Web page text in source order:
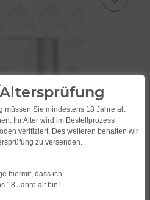
müssen Sie mindestens 18 Jahre alt
Ihr Alter wird im Bestellprozess
verifiziert. Des weiteren behalten wir
zu versenden.
hiermit, dass ich
18 Jahre alt bin!